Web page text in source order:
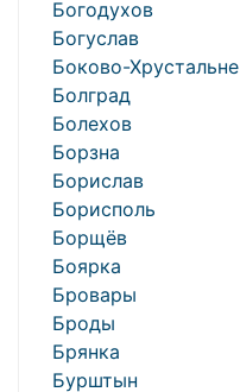
Богодухов
Богуслав
Боково-Хрустальне
Болград
Болехов
Борзна
Борислав
Борисполь
Борщёв
Боярка
Бровары
Броды
Брянка
Бурштын